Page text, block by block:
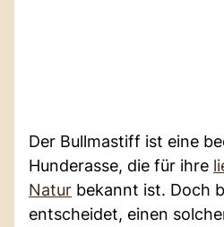
Der Bullmastiff ist eine
Hunderasse, die für ihre
Natur bekannt ist. Doch
entscheidet, einen